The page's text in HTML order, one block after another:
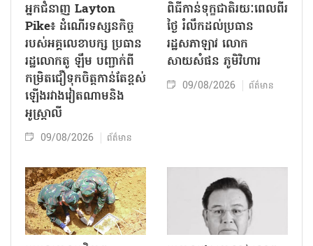
អ្នកជំនាញ Layton
Pike៖ ដំណើរទស្សនកិច្ច
របស់អគ្គលេខាបក្ស ប្រធាន
រដ្ឋលោកតូ ឡឹម បញ្ជាក់ពី
កម្រិតជឿទុកចិត្តកាន់តែខ្ពស់
ឡើងរវាងវៀតណាមនិង
អូស្ត្រាលី
09/08/2026 ព័ត៌មាន
ពិធីកាន់ទុក្ខជាតិរយៈពេលពីរ
ថ្ងៃ រំលឹកដល់ប្រធាន
រដ្ឋសភាឡាវ លោក
សាយសំផន ភូមិវិហារ
09/08/2026 ព័ត៌មាន